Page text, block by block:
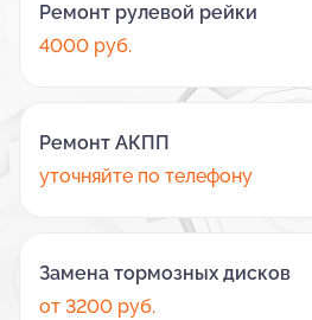
Ремонт рулевой рейки
4000 руб.
Ремонт АКПП
уточняйте по телефону
Замена тормозных дисков
от 3200 руб.